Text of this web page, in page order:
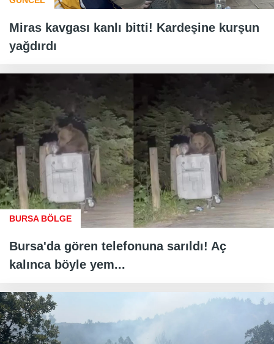
Miras kavgası kanlı bitti! Kardeşine kurşun
yağdırdı
BURSA BÖLGE
Bursa'da gören telefonuna sarıldı! Aç
kalınca böyle yem...